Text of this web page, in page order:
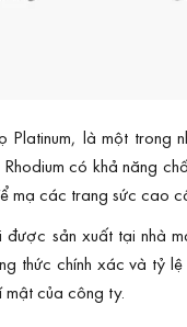
Platinum, là một trong
có khả năng
mạ các trang sức cao
được sản xuất tại nhà
thức chính xác và tỷ
của công ty.